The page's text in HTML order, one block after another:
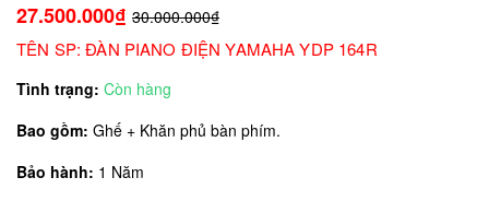
27.500.000₫ 30.000.000₫
TÊN SP: ĐÀN PIANO ĐIỆN YAMAHA YDP 164R
Tình trạng: Còn hàng
Bao gồm: Ghế + Khăn phủ bàn phím.
Bảo hành: 1 Năm